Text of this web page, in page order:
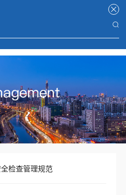
检查管理规范